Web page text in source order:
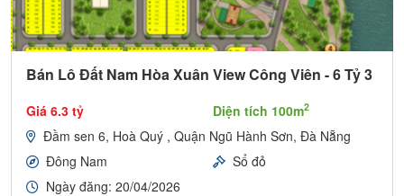
Bán Lô Đất Nam Hòa Xuân View Công Viên - 6 Tỷ 3
Giá 6.3 tỷ Diện tích 100m2
Đầm sen 6, Hoà Quý , Quận Ngũ Hành Sơn, Đà Nẵng
Đông Nam
Sổ đỏ
Ngày đăng: 20/04/2026